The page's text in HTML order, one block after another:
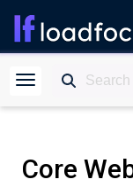
Core